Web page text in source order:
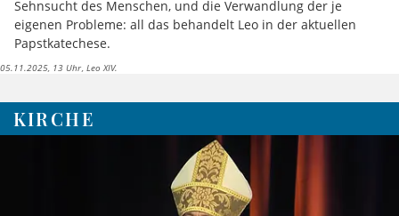
Sehnsucht des Menschen, und die Verwandlung der je
eigenen Probleme: all das behandelt Leo in der aktuellen
Papstkatechese.
05.11.2025, 13 Uhr Leo XIV.
KIRCHE